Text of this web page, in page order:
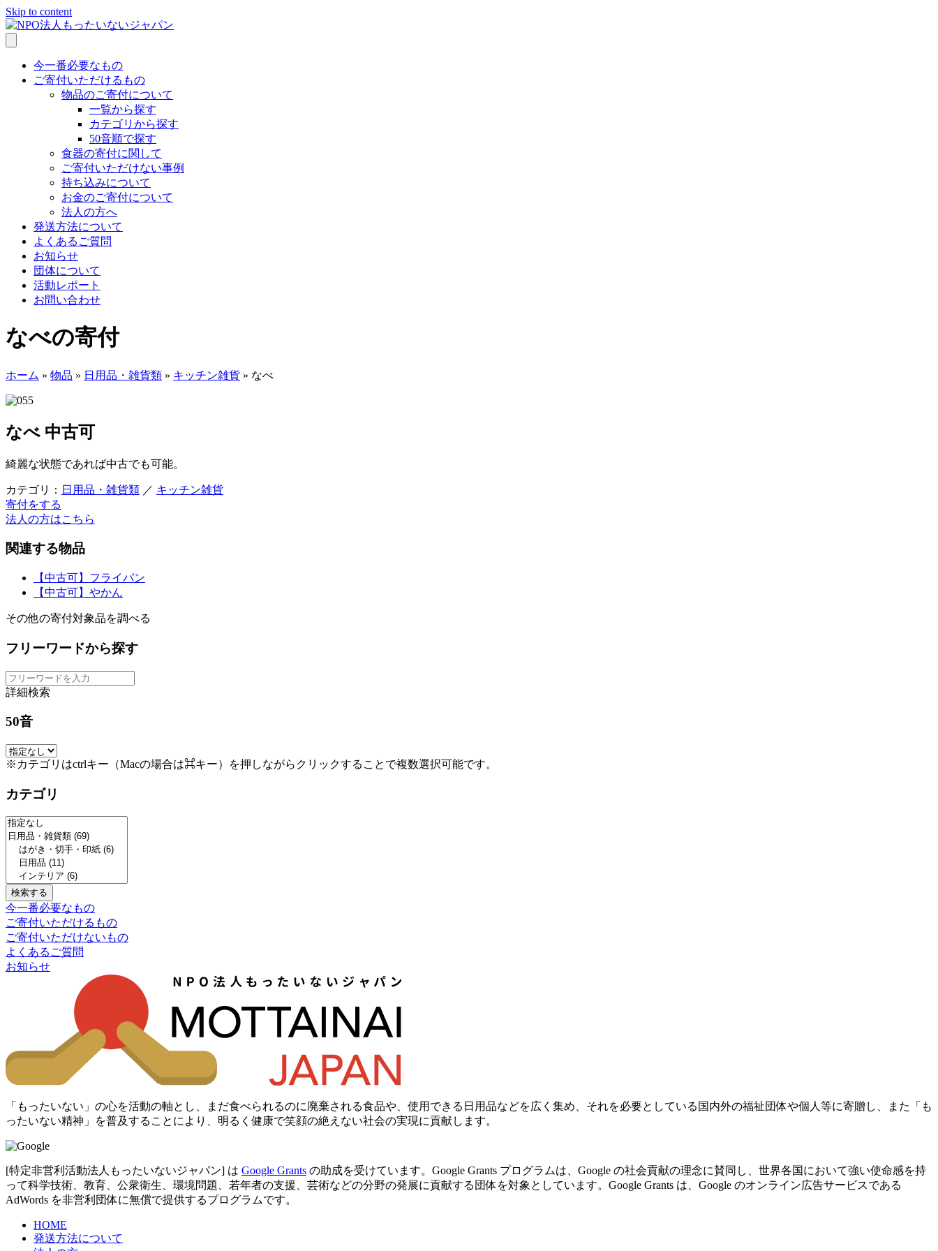
Skip to content
今一番必要なもの
ご寄付いただけるもの
物品のご寄付について
一覧から探す
カテゴリから探す
50音順で探す
食器の寄付に関して
ご寄付いただけない事例
持ち込みについて
お金のご寄付について
法人の方へ
発送方法について
よくあるご質問
お知らせ
団体について
活動レポート
お問い合わせ
なべの寄付
ホーム » 物品 » 日用品・雑貨類 » キッチン雑貨 » なべ
なべ 中古可
綺麗な状態であれば中古でも可能。
カテゴリ： 日用品・雑貨類 ／ キッチン雑貨
寄付をする
法人の方はこちら
関連する物品
【中古可】フライパン
【中古可】やかん
その他の寄付対象品を調べる
フリーワードから探す
詳細検索
50音
※カテゴリはctrlキー（Macの場合は⌘キー）を押しながらクリックすることで複数選択可能です。
カテゴリ
今一番必要なもの
ご寄付いただけるもの
ご寄付いただけないもの
よくあるご質問
お知らせ
「もったいない」の心を活動の軸とし、まだ食べられるのに廃棄される食品や、使用できる日用品などを広く集め、それを必要としている国内外の福祉団体や個人等に寄贈し、また「も
ったいない精神」を普及することにより、明るく健康で笑顔の絶えない社会の実現に貢献します。
[特定非営利活動法人もったいないジャパン] は Google Grants の助成を受けています。Google Grants プログラムは、Google の社会貢献の理念に賛同し、世界各国において強い使命感を持
って科学技術、教育、公衆衛生、環境問題、若年者の支援、芸術などの分野の発展に貢献する団体を対象としています。Google Grants は、Google のオンライン広告サービスである
AdWords を非営利団体に無償で提供するプログラムです。
HOME
発送方法について